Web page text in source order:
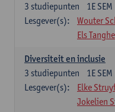
1E SEM
3 studiepunten
Lesgever(s):
Wouter
Els Tanghe
Diversiteit en inclusie
1E SEM
3 studiepunten
Lesgever(s):
Elke
Jokelien